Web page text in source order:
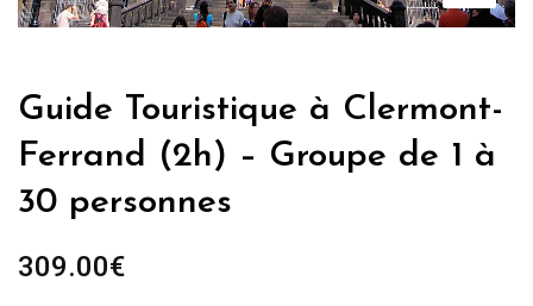
Guide Touristique à Clermont-
Ferrand (2h) – Groupe de 1 à
30 personnes
309.00€